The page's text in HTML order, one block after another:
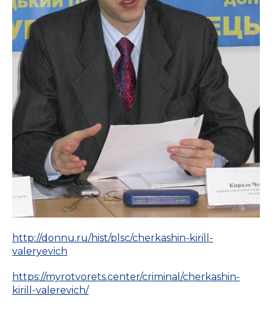
http://donnu.ru/hist/plsc/cherkashin-kirill-
valeryevich
https://myrotvorets.center/criminal/cherkashin-
kirill-valerevich/